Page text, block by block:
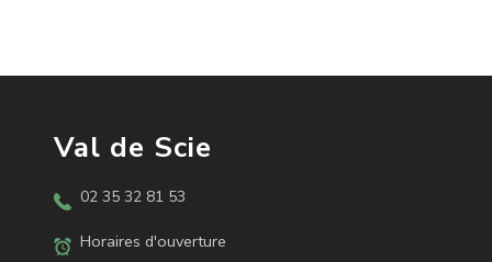
Val de Scie
02 35 32 81 53
Horaires d'ouverture